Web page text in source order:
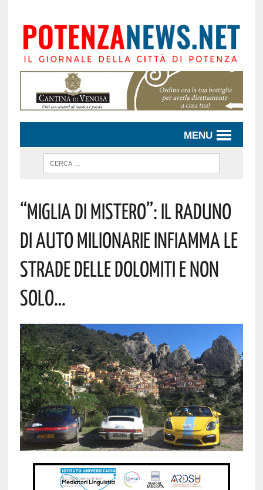
MENU
“MIGLIA DI MISTERO”: IL RADUNO
DI AUTO MILIONARIE INFIAMMA LE
STRADE DELLE DOLOMITI E NON
SOLO…